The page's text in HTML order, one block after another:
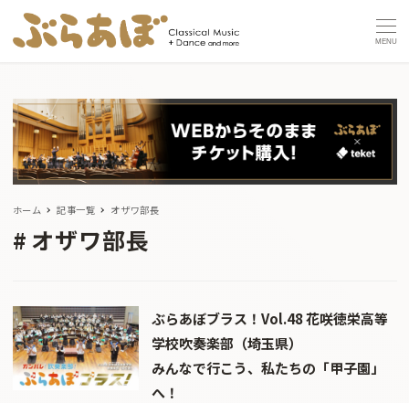
MENU
ホーム 記事一覧 オザワ部長
オザワ部長
ぶらあぼブラス！Vol.48 花咲徳栄高等
学校吹奏楽部（埼玉県）
みんなで行こう、私たちの「甲子園」
へ！